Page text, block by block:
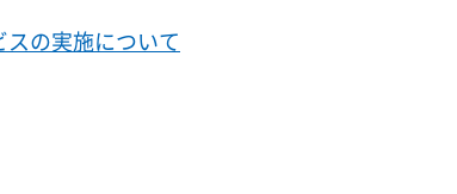
の実施について